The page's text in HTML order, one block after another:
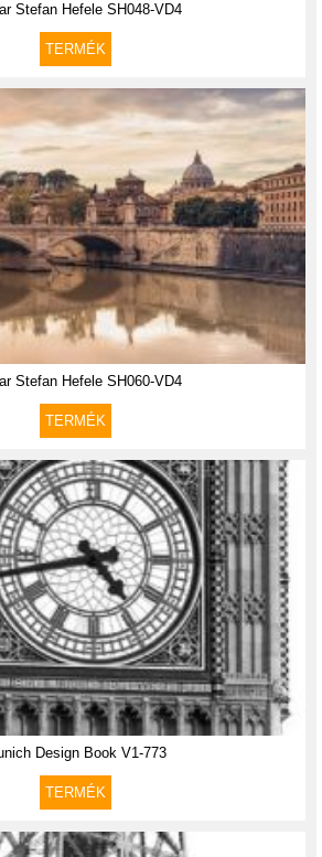
Stefan Hefele SH048-VD4
TERMÉK
Stefan Hefele SH060-VD4
TERMÉK
Design Book V1-773
TERMÉK